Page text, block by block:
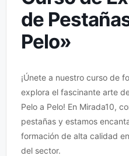
de
Pelo»
¡Únete a nuestro curso de
explora el fascinante arte
Pelo a Pelo! En Mirada10,
pestañas y estamos
formación de alta calidad
del sector.